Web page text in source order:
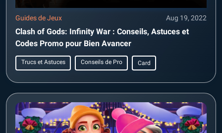
Guides de Jeux Aug 19, 2022
Clash of Gods: Infinity War : Conseils, Astuces et
Codes Promo pour Bien Avancer
Trucs et Astuces Conseils de Pro Card